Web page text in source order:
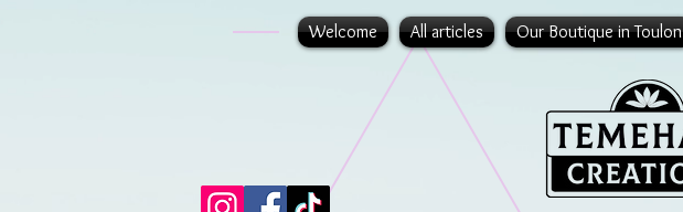
Welcome All articles Our Boutique in Toulon